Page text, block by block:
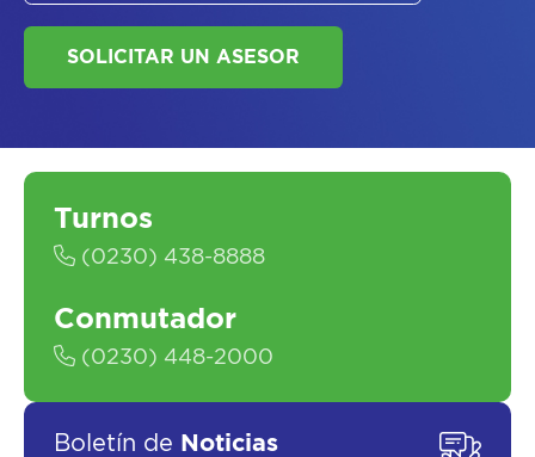
ASESORATE SOBREELPLAN DE
Turnos
(0230) 438-8888
Conmutador
(0230) 448-2000
Boletín de Noticias